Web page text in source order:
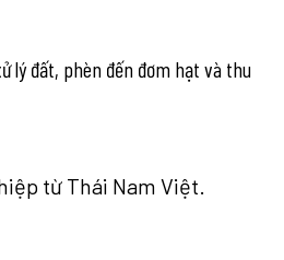
lý đất, phèn đến đơm hạt và thu
từ Thái Nam Việt.